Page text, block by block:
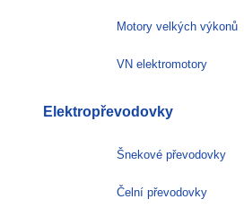
Motory velkých výkonů
VN elektromotory
Elektropřevodovky
Šnekové převodovky
Čelní převodovky